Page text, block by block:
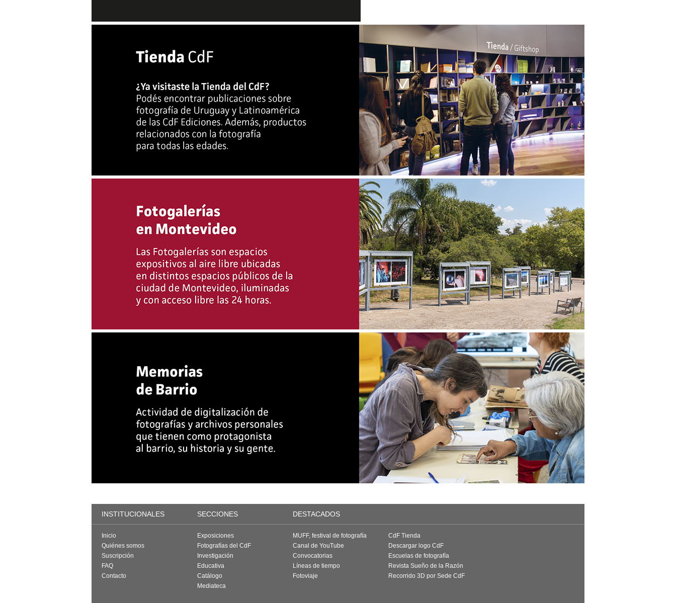
INSTITUCIONALES SECCIONES DESTACADOS
Inicio
Quiénes somos
Suscripción
FAQ
Contacto
Exposiciones
Fotografías del CdF
Investigación
Educativa
Catálogo
Mediateca
MUFF, festival de fotografía
Canal de YouTube
Convocatorias
Líneas de tiempo
Fotoviaje
CdF Tienda
Descargar logo CdF
Escuelas de fotografía
Revista Sueño de la Razón
Recorrido 3D por Sede CdF